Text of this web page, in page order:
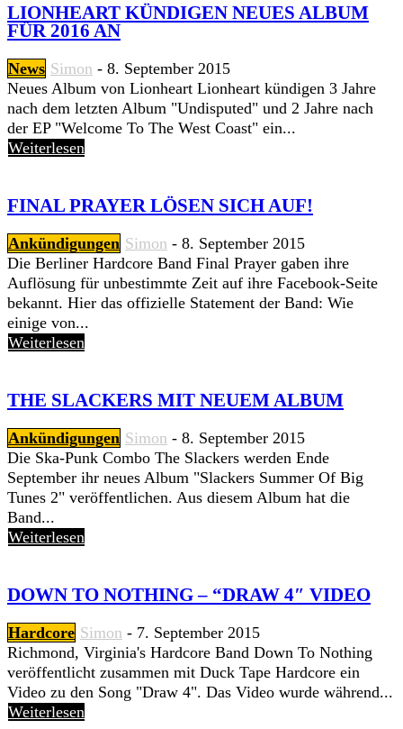
LIONHEART KÜNDIGEN NEUES ALBUM
FÜR 2016 AN
News Simon - 8. September 2015
Neues Album von Lionheart Lionheart kündigen 3 Jahre
nach dem letzten Album "Undisputed" und 2 Jahre nach
der EP "Welcome To The West Coast" ein...
Weiterlesen
FINAL PRAYER LÖSEN SICH AUF!
Ankündigungen Simon - 8. September 2015
Die Berliner Hardcore Band Final Prayer gaben ihre
Auflösung für unbestimmte Zeit auf ihre Facebook-Seite
bekannt. Hier das offizielle Statement der Band: Wie
einige von...
Weiterlesen
THE SLACKERS MIT NEUEM ALBUM
Ankündigungen Simon - 8. September 2015
Die Ska-Punk Combo The Slackers werden Ende
September ihr neues Album "Slackers Summer Of Big
Tunes 2" veröffentlichen. Aus diesem Album hat die
Band...
Weiterlesen
DOWN TO NOTHING – “DRAW 4″ VIDEO
Hardcore Simon - 7. September 2015
Richmond, Virginia's Hardcore Band Down To Nothing
veröffentlicht zusammen mit Duck Tape Hardcore ein
Video zu den Song "Draw 4". Das Video wurde während...
Weiterlesen